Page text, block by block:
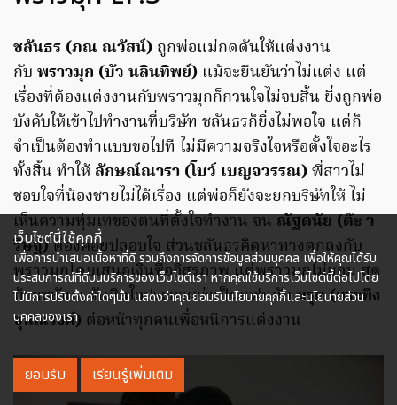
ชลันธร (ภณ ณวัสน์) ถูกพ่อแม่กดดันให้แต่งงาน
กับ พราวมุก (บัว นลินทิพย์) แม้จะยืนยันว่าไม่แต่ง แต่
เรื่องที่ต้องแต่งงานกับพราวมุกก็กวนใจไม่จบสิ้น ยิ่งถูกพ่อ
บังคับให้เข้าไปทำงานที่บริษัท ชลันธรก็ยิ่งไม่พอใจ แต่ก็
จำเป็นต้องทำแบบขอไปที ไม่มีความจริงใจหรือตั้งใจอะไร
ทั้งสิ้น ทำให้ ลักษณ์ณารา (โบว์ เบญจวรรณ)พี่สาวไม่
ชอบใจที่น้องชายไม่ได้เรื่อง แต่พ่อก็ยังจะยกบริษัทให้ ไม่
เห็นความทุ่มเทของตนที่ตั้งใจทำงาน จนณัฐดนัย (ต๊ะ ว
ริษฐ์)ต้องคอยปลอบใจ ส่วนชลันธรคิดหาทางตกลงกับ
พราวมุกโดยเสนอเงินซื้ออิสรภาพ แต่พราวมุกไม่ยอม สุด
ท้ายชลันธรตัดสินใจประกาศว่าเป็นแฟนกับมรุต (กระทิง
ขุนณรงค์) ต่อหน้าทุกคนเพื่อหนีการแต่งงาน
เว็บไซต์นี้ใช้คุกกี้
เพื่อการนำเสนอเนื้อหาที่ดี รวมถึงการจัดการข้อมูลส่วนบุคคล เพื่อให้คุณได้รับ
ประสบการณ์ที่ดีบนบริการของเว็บไซต์เรา หากคุณใช้บริการเว็บไซต์นี้ต่อไปโดย
ไม่มีการปรับตั้งค่าใดๆนั้น แสดงว่าคุณยอมรับนโยบายคุกกี้และนโยบายส่วน
บุคคลของเรา
ยอมรับ เรียนรู้เพิ่มเติม